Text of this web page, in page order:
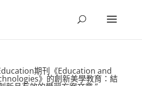
期刊《Education and
》的創新美學教育：結